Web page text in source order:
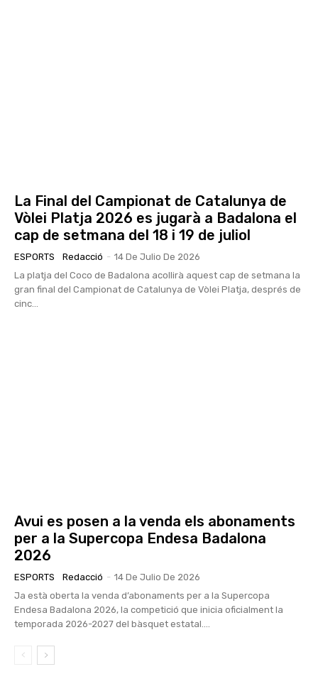
La Final del Campionat de Catalunya de
Vòlei Platja 2026 es jugarà a Badalona el
cap de setmana del 18 i 19 de juliol
ESPORTS Redacció - 14 De Julio De 2026
La platja del Coco de Badalona acollirà aquest cap de setmana la
gran final del Campionat de Catalunya de Vòlei Platja, després de
cinc...
Avui es posen a la venda els abonaments
per a la Supercopa Endesa Badalona
2026
ESPORTS Redacció - 14 De Julio De 2026
Ja està oberta la venda d’abonaments per a la Supercopa
Endesa Badalona 2026, la competició que inicia oficialment la
temporada 2026-2027 del bàsquet estatal....